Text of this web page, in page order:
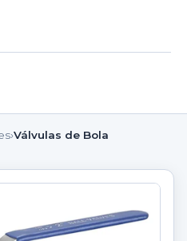
›Válvulas de Bola